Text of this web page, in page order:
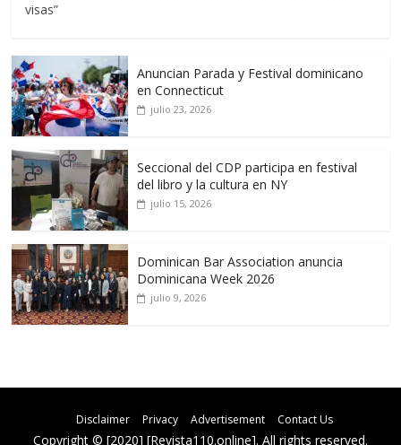
visas”
Anuncian Parada y Festival dominicano
en Connecticut
julio 23, 2026
Seccional del CDP participa en festival
del libro y la cultura en NY
julio 15, 2026
Dominican Bar Association anuncia
Dominicana Week 2026
julio 9, 2026
Disclaimer Privacy Advertisement Contact Us
Copyright © [2020] [Revista110.online]. All rights reserved.